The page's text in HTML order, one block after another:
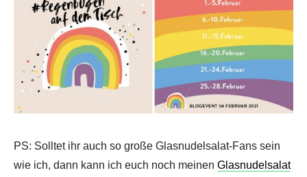
PS: Solltet ihr auch so große Glasnudelsalat-Fans sein
wie ich, dann kann ich euch noch meinen Glasnudelsalat